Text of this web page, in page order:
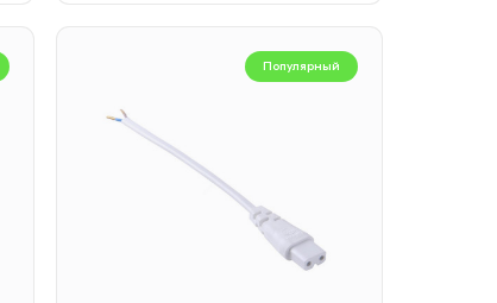
Популярный